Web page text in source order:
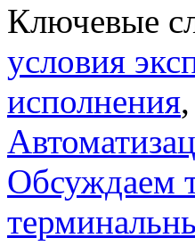
Ключевые
условия
исполнения,
Обсуждаем